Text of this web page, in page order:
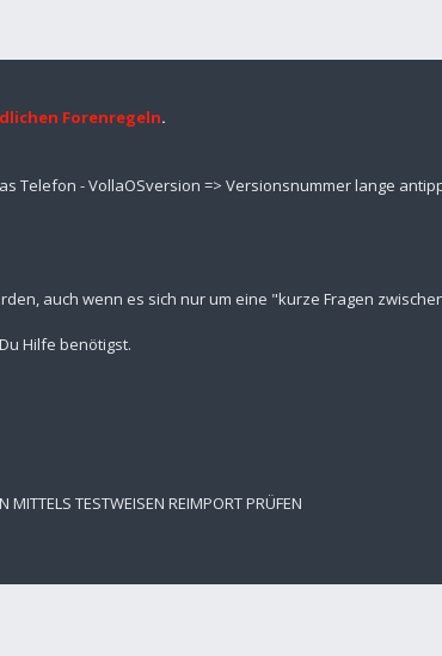
Forenregeln.
Telefon - VollaOSversion => Versionsnummer lange
auch wenn es sich nur um eine "kurze Fragen
Hilfe benötigst.
TESTWEISEN REIMPORT PRÜFEN